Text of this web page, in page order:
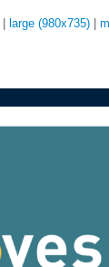
large (980x735) |